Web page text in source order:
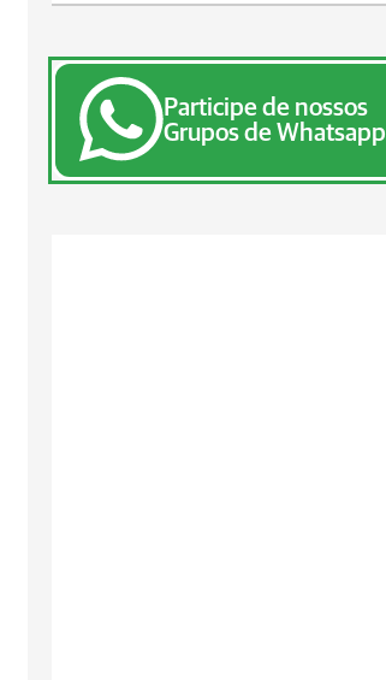
Participe de nossos
Grupos de Whatsapp